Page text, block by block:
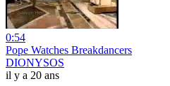
0:54
Pope Watches Breakdancers
DIONYSOS
il y a 20 ans